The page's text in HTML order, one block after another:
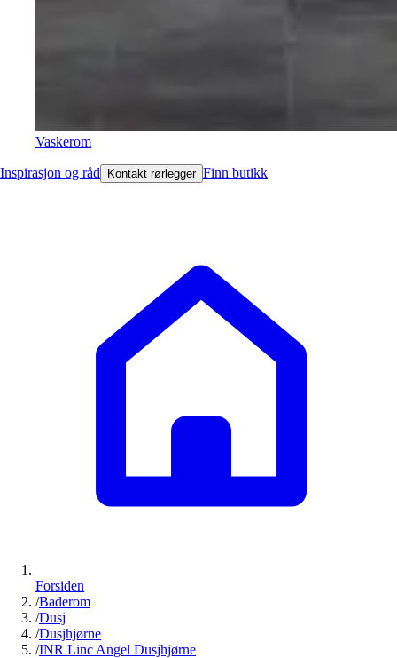
Vaskerom
Inspirasjon og råd Kontakt rørlegger Finn butikk
Forsiden
/Baderom
/Dusj
/Dusjhjørne
/INR Linc Angel Dusjhjørne